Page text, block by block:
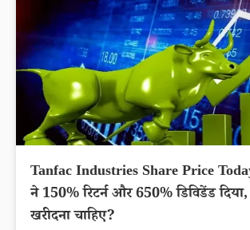
Tanfac Industries Share Price
ने 150% रिटर्न और 650% डिविडेंड
खरीदना चाहिए?